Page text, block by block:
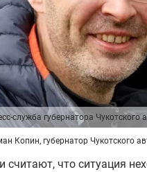
служба губернатора Чукотского
Копин, губернатор Чукотского
считают, что ситуация